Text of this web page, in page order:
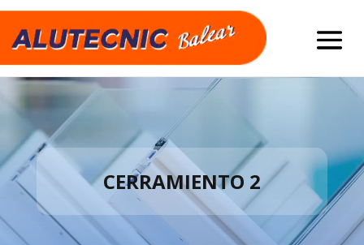
CERRAMIENTO 2